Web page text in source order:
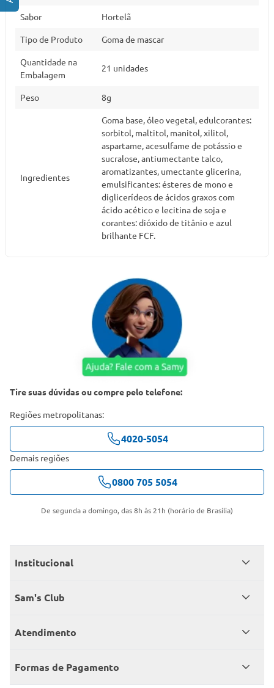
Sabor Hortelã
Tipo de Produto Goma de mascar
Quantidade na
Embalagem
21 unidades
Peso 8g
Ingredientes
Goma base, óleo vegetal, edulcorantes:
sorbitol, maltitol, manitol, xilitol,
aspartame, acesulfame de potássio e
sucralose, antiumectante talco,
aromatizantes, umectante glicerina,
emulsificantes: ésteres de mono e
diglicerídeos de ácidos graxos com
ácido acético e lecitina de soja e
corantes: dióxido de titânio e azul
brilhante FCF.
Tire suas dúvidas ou compre pelo telefone:
Regiões metropolitanas:
4020-5054
Demais regiões
0800 705 5054
De segunda a domingo, das 8h às 21h (horário de Brasília)
Institucional
Quem somos
Encontre um Clube
Sam's Club
Seja sócio
Member’s Mark
Atendimento
Fale conosco
Formas de Pagamento